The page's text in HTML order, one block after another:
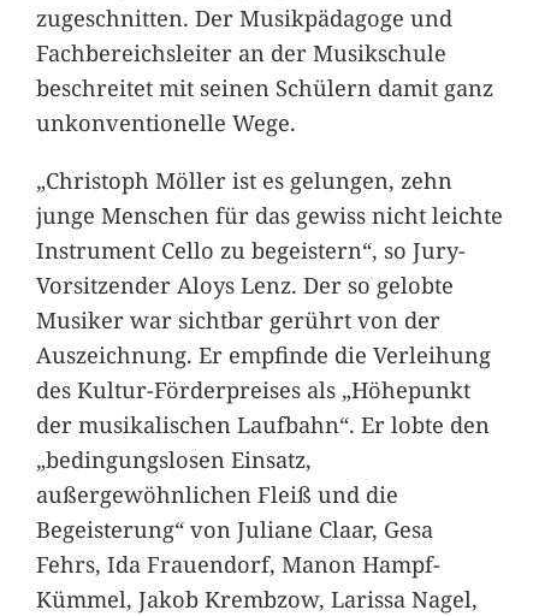
zugeschnitten. Der Musikpädagoge und
Fachbereichsleiter an der Musikschule
beschreitet mit seinen Schülern damit ganz
unkonventionelle Wege.
„Christoph Möller ist es gelungen, zehn
junge Menschen für das gewiss nicht leichte
Instrument Cello zu begeistern“, so Jury-
Vorsitzender Aloys Lenz. Der so gelobte
Musiker war sichtbar gerührt von der
Auszeichnung. Er empfinde die Verleihung
des Kultur-Förderpreises als „Höhepunkt
der musikalischen Laufbahn“. Er lobte den
„bedingungslosen Einsatz,
außergewöhnlichen Fleiß und die
Begeisterung“ von Juliane Claar, Gesa
Fehrs, Ida Frauendorf, Manon Hampf-
Kümmel, Jakob Krembzow, Larissa Nagel,